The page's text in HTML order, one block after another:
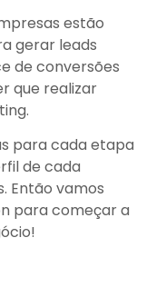
estão
gerar leads
de conversões
que realizar
para cada etapa
de cada
Então vamos
para começar a